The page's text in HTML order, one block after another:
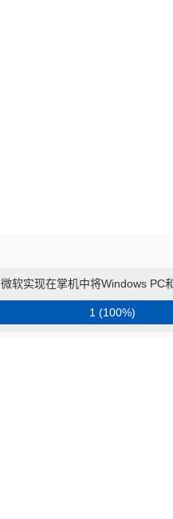
微软实现在掌机中将Windows PC
1 (100%)